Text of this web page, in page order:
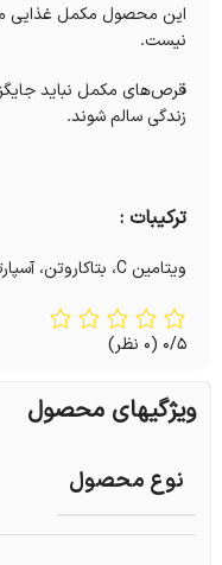
این محصول مکمل غذایی
نیست.
قرص‌های مکمل نباید
زندگی سالم شوند.
ترکیبات :
ویتامین C، بتاکاروتن، آسپارتام
0/5 (0 نظر)
ویژگیهای محصول
نوع محصول